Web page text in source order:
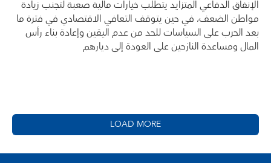
الإنفاق الدفاعي المتزايد يتطلب خيارات مالية صعبة لتجنب زيادة
مواطن الضعف، في حين يتوقف التعافي الاقتصادي في فترة ما
بعد الحرب على السياسات للحد من عدم اليقين وإعادة بناء رأس
المال ومساعدة النازحين على العودة إلى ديارهم
LOAD MORE